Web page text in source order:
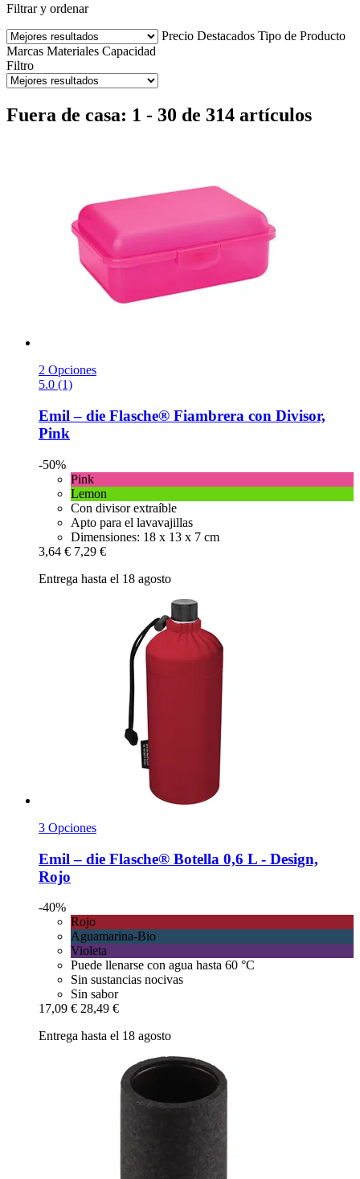
Filtrar y ordenar
Precio Destacados Tipo de Producto
Marcas Materiales Capacidad
Filtro
Fuera de casa: 1 - 30 de 314 artículos
2 Opciones
5.0 (1)
Emil – die Flasche® Fiambrera con Divisor,
Pink
-50%
Pink
Lemon
Con divisor extraíble
Apto para el lavavajillas
Dimensiones: 18 x 13 x 7 cm
3,64 € 7,29 €
Entrega hasta el 18 agosto
3 Opciones
Emil – die Flasche® Botella 0,6 L -​ Design,
Rojo
-40%
Rojo
Aguamarina-Bio
Violeta
Puede llenarse con agua hasta 60 °C
Sin sustancias nocivas
Sin sabor
17,09 € 28,49 €
Entrega hasta el 18 agosto